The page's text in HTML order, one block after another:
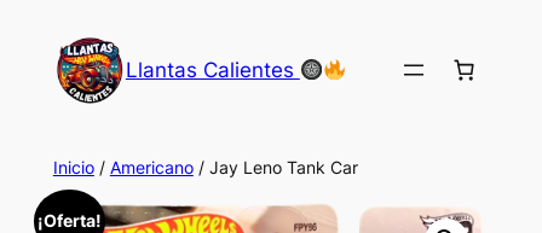
contenido
Llantas Calientes
Inicio/ Americano/ Jay Leno Tank Car
¡Oferta!